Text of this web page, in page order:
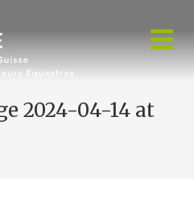
2024-04-14 at